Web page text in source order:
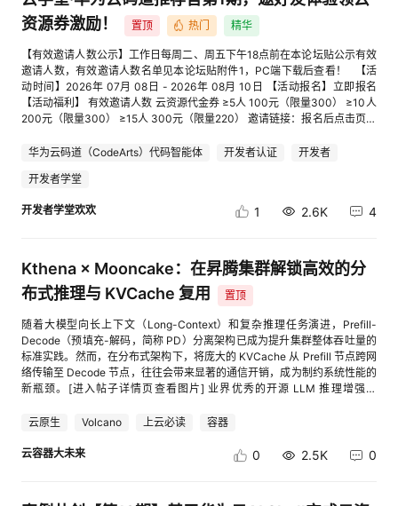
基于 FUSE 的文件系统工具，它的核心价值在于零代码改造。无论是日志收
集脚本、数据处理任务，还是传统的 Web 应用，都无需修改任何文件读写
逻辑，就能将数据持久化到 OBS。 新能力带来的典型适用场景包括： 日
志、归档数据的自动上传：将本地日志目录挂载为 OBS 桶，新产生的日志
文件自动进入云存储。 数据分析与处理的输入输出：在 Spark、Hadoop 等
计算任务中，直接将 OBS 作为数据源和结果存储池。 遗留系统的存储云
化：对于难以改造的老旧应用，通过挂载方式无缝将数据迁移至 OBS。 不
过需要了解的是，由于对象桶本身的对象语义限制（不支持追加写、随机
象覆盖旧对象”的适配行为。因此，它更适用于顺序读写的场景，而非高并
快速体验这个新能力？以下是将一个 OBS 对象桶挂载到本地的具体操作步
考官网： 方式一：下载并安装obsfs 方式二：通过编译生成obsfs 2. 初始化
式： ./obsfs obs桶名 本地挂载目录 -o url=区域终端节点地址 -o
passwd_file=密钥文件路径 -o bucket_type=object -o multipart_size=128
-o 其他挂载参数 假设你有一个名为 my-obs-bucket 的 OBS 对象桶，想挂
载到本地 /mnt/obs 目录。执行以下命令即可： ./obsfs my-obs-bucket
/mnt/obs -o url=obs.cn-south-1.myhuaweicloud.com -o
passwd_file=/etc/passwd-obsfs -o bucket_type=object 注意这里的关键
变化：-o bucket_type=object 参数，用于显式声明挂载的是对象桶。这是
使用新能力时必须指定的参数，用以区分以往的并行文件系统挂载。 挂载成
功后，执行 df -h 就能看到你的对象桶已作为一个文件系统挂载在本地。之
接口读写数据，都会直接映射到 OBS 桶中。 | 核心设计解析：对象桶挂载
使用它，避免踩坑。 1. 回写模式与数据持久性 对象桶挂载采用回写模式。
资源券激励！
置顶 热门 精华
【有效邀请人数公示】工作日每周二、周五下午18点前在本论坛贴公示有效
邀请人数，有效邀请人数名单见本论坛贴附件1，PC端下载后查看！ 【活
动时间】2026年 07月 08日 - 2026年 08月 10日 【活动报名】立即报名
【活动福利】 有效邀请人数 云资源代金券 ≥5人 100元（限量300） ≥10人
200元（限量300） ≥15人 300元（限量220） 邀请链接：报名后点击页面
享有礼→③一键开通华为云码道→④下载安装并体验华为云码道产品（需
习进度100%或通过华为云码道微认证并获取证书） 被邀请人参与流程：①
安装并体验华为云码道产品（需Tokens消耗＞0）或完成华为云码道微认证
均可参加；活动有效邀请成功后，邀请人可获得相应奖励。 2、邀请人需满
足以下全部条件，完成有效邀请任务后才可以获得对应激励： （1） 登录活
动页面且“活动报名”成功，点击页面“分享有礼”生成专属邀请链接或二维
码，成为邀请人；分享邀请二维码/链接给好友，被邀请好友通过专属链接完
成报名。 （2）一键开通华为云码道，下载安装并体验华为云码道产品（需
Tokens消耗＞0）或完成华为云码道微认证任意一个任务（认证对应课程学
习进度100%或通过华为云码道微认证并获取证书） 3、被邀请人需在活动
期间内满足以下全部条件，才被记录为1个【有效邀请】： （1）通过好友专
属链接报名成功后，点击活动页面上一键开通华为云码道（被邀请人必须是
效邀请，每个华为云账号仅可被有效邀请一次。 （2）被邀请人需要首次开
成华为云码道微认证任意一个任务（认证对应课程学习进度100%或通过华
被邀请人及邀请人同时还可在开发者成长中心领取更多积分兑换更多激励。
华为云码道（CodeArts）代码智能体 开发者认证
开发者
开发者学堂
开发者学堂欢欢 1 2.6K 4
Kthena × Mooncake：在昇腾集群解锁高效的分
布式推理与 KVCache 复用
置顶
随着大模型向长上下文（Long-Context）和复杂推理任务演进，Prefill-
Decode（预填充-解码，简称 PD）分离架构已成为提升集群整体吞吐量的
标准实践。然而，在分布式架构下，将庞大的 KVCache 从 Prefill 节点跨网
络传输至 Decode 节点，往往会带来显著的通信开销，成为制约系统性能的
新瓶颈。[进入帖子详情页查看图片] 业界优秀的开源 LLM 推理增强系
效解决了这一难题。作为一款云原生环境下的分布式推理负载编排引擎，
部署，并深度针对华为昇腾（Ascend）NPU 集群进行了硬件级优化。 ▍解
Mooncake 后，系统具备了以下关键能力： 全局 KVCache 池化：将集群
云原生 Volcano 上云必读 容器
云容器大未来 0 2.5K 0